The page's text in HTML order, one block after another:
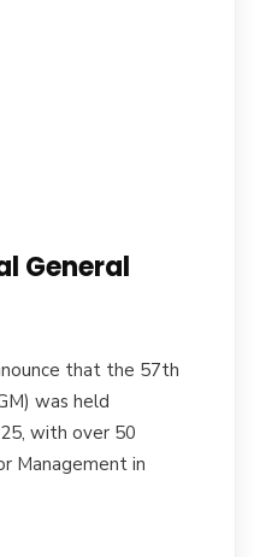
General
that the 57th
was held
with over 50
Management in